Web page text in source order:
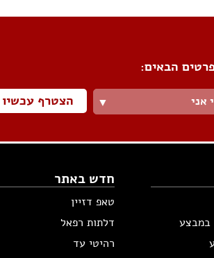
הבאים:
אני ▼ הצטרף עכשיו
במבצע
חדש באתר
טאפ דזיין
דלתות רפאל
רהיטי עד